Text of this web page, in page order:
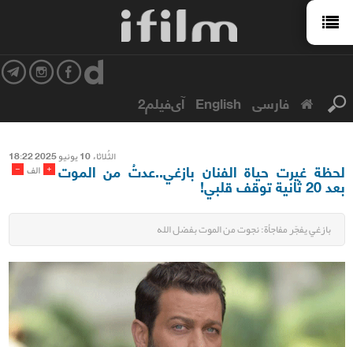
فارسی English آی‌فیلم2
الثُلاثاء 10 یونیو 2025 18:22
- الف + لحظة غيرت حياة الفنان بازغي..عدتُ من الموت
بعد 20 ثانية توقف قلبي!
بازغي يفجّر مفاجأة: نجوت من الموت بفضل الله